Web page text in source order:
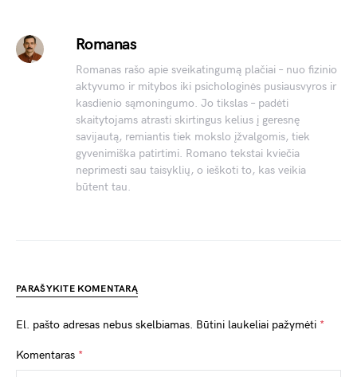
Romanas
Romanas rašo apie sveikatingumą plačiai – nuo fizinio
aktyvumo ir mitybos iki psichologinės pusiausvyros ir
kasdienio sąmoningumo. Jo tikslas – padėti
skaitytojams atrasti skirtingus kelius į geresnę
savijautą, remiantis tiek mokslo įžvalgomis, tiek
gyvenimiška patirtimi. Romano tekstai kviečia
neprimesti sau taisyklių, o ieškoti to, kas veikia
būtent tau.
PARAŠYKITE KOMENTARĄ
El. pašto adresas nebus skelbiamas. Būtini laukeliai pažymėti *
Komentaras *